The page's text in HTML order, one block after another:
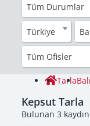
Tüm Durumlar
Türkiye
Tüm Ofisler
Tarla
Kepsut Tarla
Bulunan 3